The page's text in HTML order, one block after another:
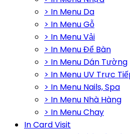
> In Menu Da
> In Menu Gỗ
> In Menu Vải
> In Menu Để Bàn
> In Menu Dán Tường
> In Menu UV Trực
> In Menu Nails, Spa
> In Menu Nhà Hàng
> In Menu Chay
In Card Visit